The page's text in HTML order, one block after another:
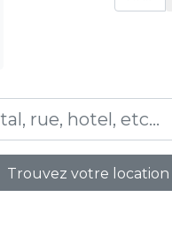
Trouvez votre location